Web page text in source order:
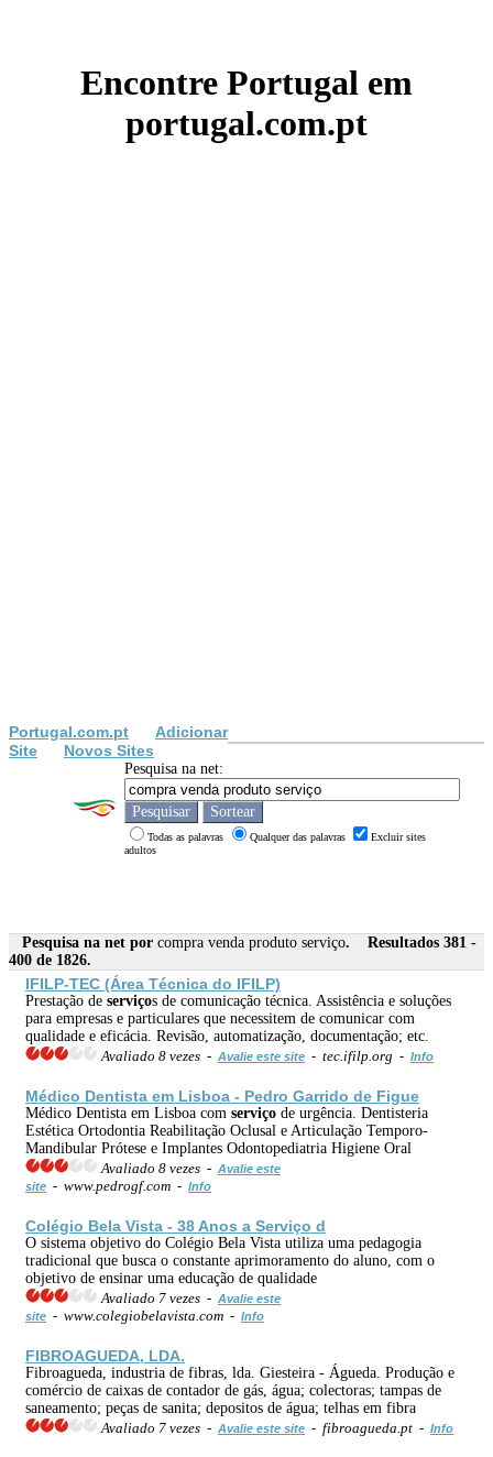
Encontre Portugal em
portugal.com.pt
Portugal.com.pt
Adicionar
Site
Novos Sites
Pesquisa na net:
Todas as palavras Qualquer das palavras
Excluir sites
adultos
Pesquisa na net por compra venda produto serviço. Resultados 381 -
400 de 1826.
IFILP-TEC (Área Técnica do IFILP)
Prestação de serviços de comunicação técnica. Assistência e soluções
para empresas e particulares que necessitem de comunicar com
qualidade e eficácia. Revisão, automatização, documentação; etc.
Avaliado 8 vezes - Avalie este site - tec.ifilp.org - Info
Médico Dentista em Lisboa - Pedro Garrido de Figue
Médico Dentista em Lisboa com serviço de urgência. Dentisteria
Estética Ortodontia Reabilitação Oclusal e Articulação Temporo-
Mandibular Prótese e Implantes Odontopediatria Higiene Oral
Avaliado 8 vezes - Avalie este
site - www.pedrogf.com - Info
Colégio Bela Vista - 38 Anos a Serviço d
O sistema objetivo do Colégio Bela Vista utiliza uma pedagogia
tradicional que busca o constante aprimoramento do aluno, com o
objetivo de ensinar uma educação de qualidade
Avaliado 7 vezes - Avalie este
site - www.colegiobelavista.com - Info
FIBROAGUEDA, LDA.
Fibroagueda, industria de fibras, lda. Giesteira - Águeda. Produção e
comércio de caixas de contador de gás, água; colectoras; tampas de
saneamento; peças de sanita; depositos de água; telhas em fibra
Avaliado 7 vezes - Avalie este site - fibroagueda.pt - Info